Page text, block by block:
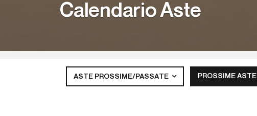
Calendario Aste
ASTE PROSSIME/PASSATE PROSSIME ASTE